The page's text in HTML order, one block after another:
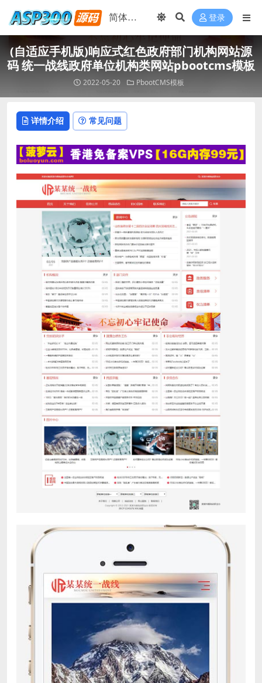
登录
(自适应手机版)响应式红色政府部门机构网站源
码 统一战线政府单位机构类网站pbootcms模板
2022-05-20 PbootCMS模板
详情介绍 常见问题